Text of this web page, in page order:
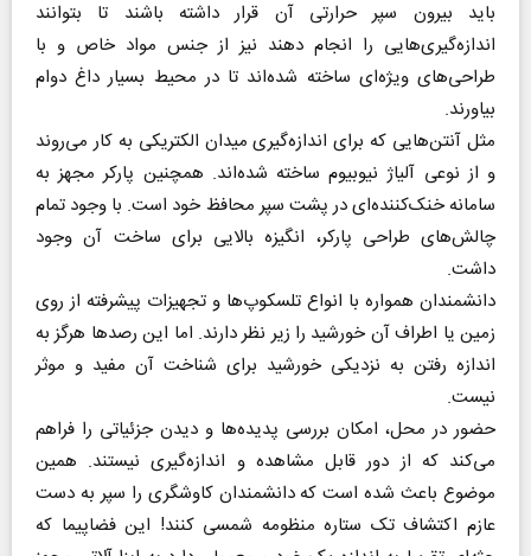
باید بیرون سپر حرارتی آن قرار داشته باشند تا بتوانند
اندازه‌گیری‌هایی را انجام دهند نیز از جنس مواد خاص و با
طراحی‌های ویژه‌ای ساخته شده‌اند تا در محیط بسیار داغ دوام
بیاورند.
مثل آنتن‌هایی که برای اندازه‌گیری میدان الکتریکی به کار می‌روند
و از نوعی آلیاژ نیوبیوم ساخته شده‌اند. همچنین پارکر مجهز به
سامانه خنک‌کننده‌ای در پشت سپر محافظ خود است. با وجود تمام
چالش‌های طراحی پارکر، انگیزه بالایی برای ساخت آن وجود
داشت.
دانشمندان همواره با انواع تلسکوپ‌ها و تجهیزات پیشرفته از روی
زمین یا اطراف آن خورشید را زیر نظر دارند. اما این رصدها هرگز به
اندازه رفتن به نزدیکی خورشید برای شناخت آن مفید و موثر
نیست.
حضور در محل، امکان بررسی پدیده‌ها و دیدن جزئیاتی را فراهم
می‌کند که از دور قابل مشاهده و اندازه‌گیری نیستند. همین
موضوع باعث شده است که دانشمندان کاوشگری را سپر به دست
عازم اکتشاف تک ستاره منظومه‌‌ شمسی کنند! این فضاپیما که